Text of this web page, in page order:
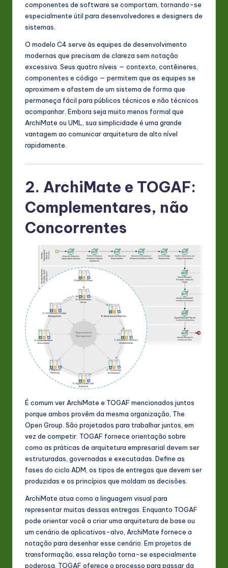
componentes de software se comportam, tornando-se
especialmente útil para desenvolvedores e designers de
sistemas.
O modelo C4 serve às equipes de desenvolvimento
modernas que precisam de clareza sem notação
excessiva. Seus quatro níveis — contexto, contêineres,
componentes e código — permitem que as equipes se
aproximem e afastem de um sistema de forma que
permaneça fácil para públicos técnicos e não técnicos
acompanhar. Embora seja muito menos formal que
ArchiMate ou UML, sua simplicidade é uma grande
vantagem ao comunicar arquitetura de alto nível
rapidamente.
2. ArchiMate e TOGAF:
Complementares, não
Concorrentes
É comum ver ArchiMate e TOGAF mencionados juntos
porque ambos provêm da mesma organização, The
Open Group. São projetados para trabalhar juntos, em
vez de competir. TOGAF fornece orientação sobre
como as práticas de arquitetura empresarial devem ser
estruturadas, governadas e executadas. Define as
fases do ciclo ADM, os tipos de entregas que devem ser
produzidas e os princípios que moldam as decisões.
ArchiMate atua como a linguagem visual para
representar muitas dessas entregas. Enquanto TOGAF
pode orientar você a criar uma arquitetura de base ou
um cenário de aplicativos-alvo, ArchiMate fornece a
notação para desenhar esse cenário. Em projetos de
transformação, essa relação torna-se especialmente
poderosa. TOGAF oferece o processo para passar da